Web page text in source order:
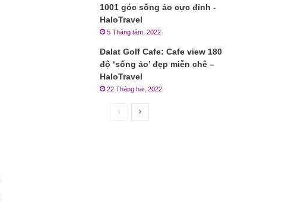
1001 góc sống ảo cực đỉnh -
HaloTravel
5 Tháng tám, 2022
Dalat Golf Cafe: Cafe view 180
độ ‘sống ảo’ đẹp miễn chê –
HaloTravel
22 Tháng hai, 2022
Trang